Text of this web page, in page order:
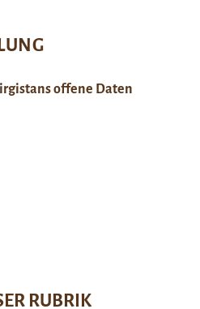
offene Daten
RUBRIK